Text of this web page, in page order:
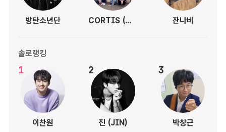
방탄소년단 CORTIS (코르티스) 잔나비
솔로랭킹
1
이찬원
2
진 (JIN)
3
박창근